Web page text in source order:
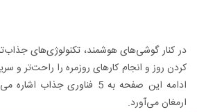
در کنار گوشی‌های هوشمند، تکنولوژی‌های
کردن روز و انجام کارهای روزمره را راحت‌تر و
ادامه این صفحه به 5 فناوری
ارمغان می‌آورد.